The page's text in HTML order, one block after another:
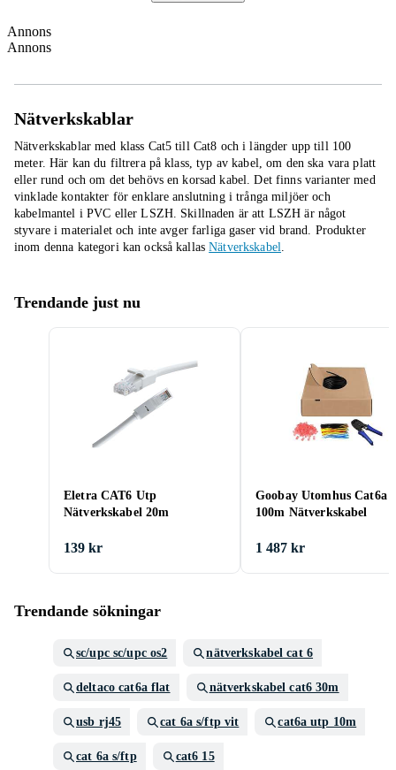
Annons
Annons
Nätverkskablar
Nätverkskablar med klass Cat5 till Cat8 och i längder upp till 100
meter. Här kan du filtrera på klass, typ av kabel, om den ska vara platt
eller rund och om det behövs en korsad kabel. Det finns varianter med
vinklade kontakter för enklare anslutning i trånga miljöer och
kabelmantel i PVC eller LSZH. Skillnaden är att LSZH är något
styvare i materialet och inte avger farliga gaser vid brand. Produkter
inom denna kategori kan också kallasNätverkskabel.
Trendande just nu
Eletra CAT6 Utp
Nätverkskabel 20m
139 kr
Goobay Utomhus Cat6a
100m Nätverkskabel
1 487 kr
Trendande sökningar
sc/upc sc/upc os2 nätverkskabel cat 6
deltaco cat6a flat nätverkskabel cat6 30m
usb rj45 cat 6a s/ftp vit cat6a utp 10m
cat 6a s/ftp cat6 15